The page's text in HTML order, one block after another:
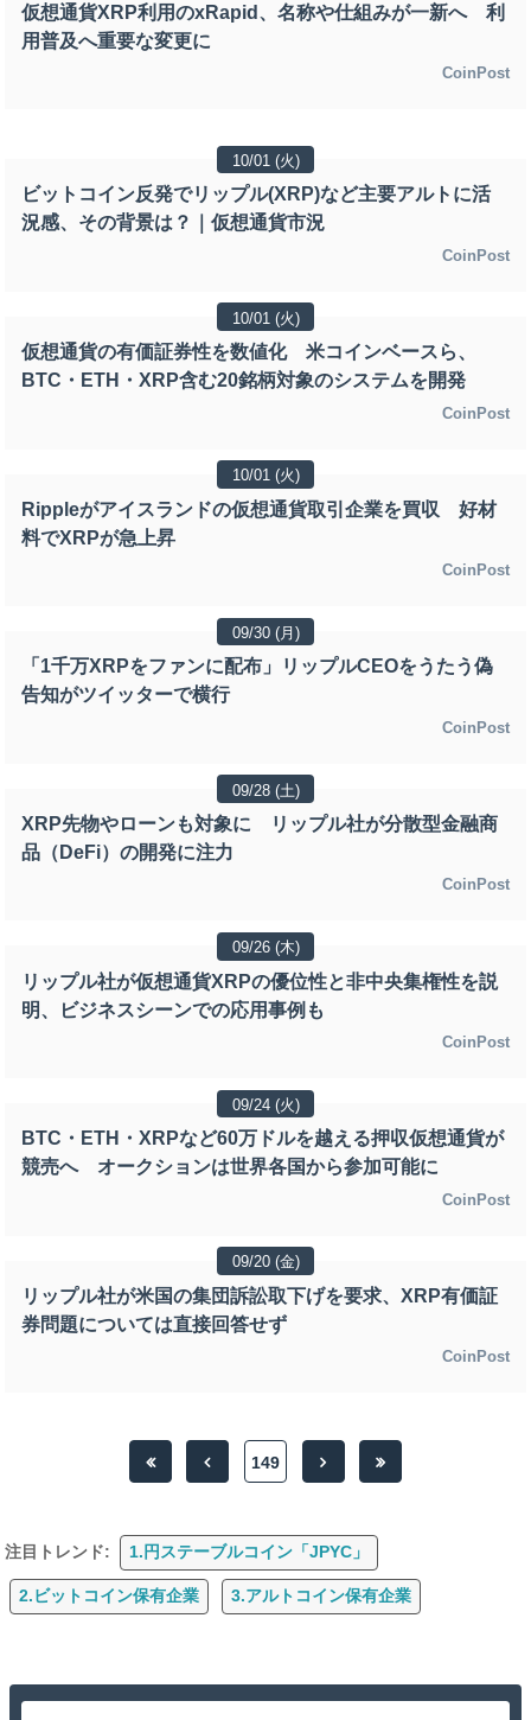
仮想通貨XRP利用のxRapid、名称や仕組みが一新へ 利
用普及へ重要な変更に
CoinPost
10/01 (火)
ビットコイン反発でリップル(XRP)など主要アルトに活
況感、その背景は？｜仮想通貨市況
CoinPost
10/01 (火)
仮想通貨の有価証券性を数値化 米コインベースら、
BTC・ETH・XRP含む20銘柄対象のシステムを開発
CoinPost
10/01 (火)
Rippleがアイスランドの仮想通貨取引企業を買収 好材
料でXRPが急上昇
CoinPost
09/30 (月)
「1千万XRPをファンに配布」リップルCEOをうたう偽
告知がツイッターで横行
CoinPost
09/28 (土)
XRP先物やローンも対象に リップル社が分散型金融商
品（DeFi）の開発に注力
CoinPost
09/26 (木)
リップル社が仮想通貨XRPの優位性と非中央集権性を説
明、ビジネスシーンでの応用事例も
CoinPost
09/24 (火)
BTC・ETH・XRPなど60万ドルを越える押収仮想通貨が
競売へ オークションは世界各国から参加可能に
CoinPost
09/20 (金)
リップル社が米国の集団訴訟取下げを要求、XRP有価証
券問題については直接回答せず
CoinPost
149
注目トレンド: 1.円ステーブルコイン「JPYC」
2.ビットコイン保有企業 3.アルトコイン保有企業